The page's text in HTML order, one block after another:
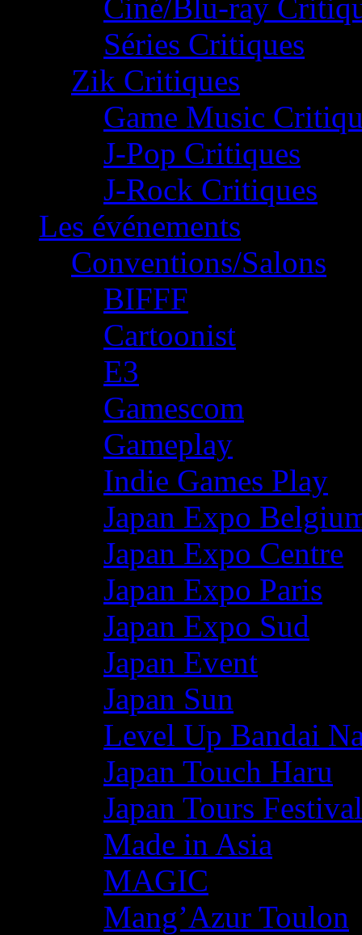
Ciné/Blu-ray
Séries Critiques
Zik Critiques
Game Music
J-Pop Critiques
J-Rock Critiques
Les événements
Conventions/Salons
BIFFF
Cartoonist
E3
Gamescom
Gameplay
Indie Games Play
Japan Expo
Japan Expo Centre
Japan Expo Paris
Japan Expo Sud
Japan Event
Japan Sun
Level Up Bandai
Japan Touch Haru
Japan Tours Festival
Made in Asia
MAGIC
Mang’Azur Toulon